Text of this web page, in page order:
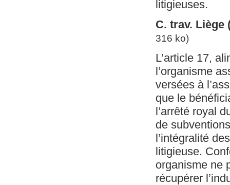
litigieuses.
C. trav. Liège
316 ko)
L’article 17,
l’organisme
versées à
que le
l’arrêté royal
de
l’intégralité
litigieuse.
organisme ne
récupérer